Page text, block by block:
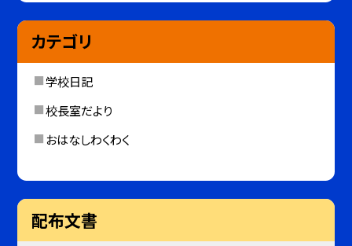
カテゴリ
学校日記
校長室だより
おはなしわくわく
配布文書